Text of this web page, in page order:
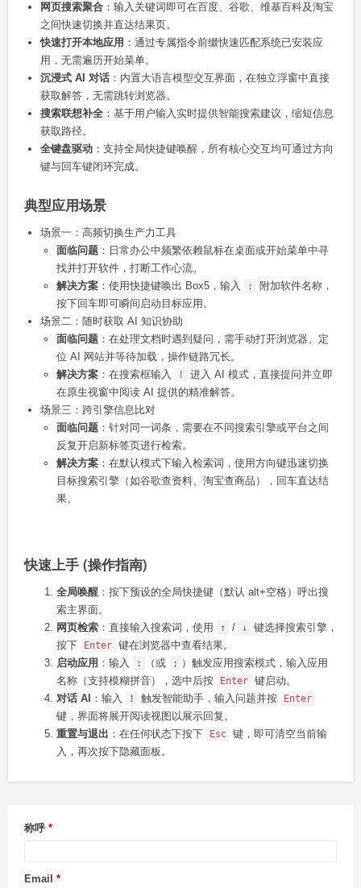
网页搜索聚合：输入关键词即可在百度、谷歌、维基百科及淘宝
之间快速切换并直达结果页。
快速打开本地应用 ：通过专属指令前缀快速匹配系统已安装应
用，无需遍历开始菜单。
沉浸式 AI 对话：内置大语言模型交互界面，在独立浮窗中直接
获取解答，无需跳转浏览器。
搜索联想补全：基于用户输入实时提供智能搜索建议，缩短信息
获取路径。
全键盘驱动：支持全局快捷键唤醒，所有核心交互均可通过方向
键与回车键闭环完成。
典型应用场景
场景一：高频切换生产力工具
面临问题：日常办公中频繁依赖鼠标在桌面或开始菜单中寻
找并打开软件，打断工作心流。
解决方案：使用快捷键唤出 Box5，输入 :
附加软件名称，
按下回车即可瞬间启动目标应用。
场景二：随时获取 AI 知识协助
面临问题：在处理文档时遇到疑问，需手动打开浏览器、定
位 AI 网站并等待加载，操作链路冗长。
解决方案：在搜索框输入 !
进入 AI 模式，直接提问并立即
在原生视窗中阅读 AI 提供的精准解答。
场景三：跨引擎信息比对
面临问题：针对同一词条，需要在不同搜索引擎或平台之间
反复开启新标签页进行检索。
解决方案：在默认模式下输入检索词，使用方向键迅速切换
目标搜索引擎（如谷歌查资料、淘宝查商品），回车直达结
果。
快速上手 (操作指南)
全局唤醒：按下预设的全局快捷键（默认 alt+空格）呼出搜
索主界面。
网页检索：直接输入搜索词，使用 ↑ / ↓
键选择搜索引擎，
按下
Enter
键在浏览器中查看结果。
启动应用 ：输入 : （或 ; ）触发应用搜索模式，输入应用
名称（支持模糊拼音），选中后按
Enter
键启动。
对话 AI ：输入 ! 触发智能助手，输入问题并按 Enter
键，界面将展开阅读视图以展示回复。
重置与退出 ：在任何状态下按下 Esc
键，即可清空当前输
入，再次按下隐藏面板。
称呼
Email